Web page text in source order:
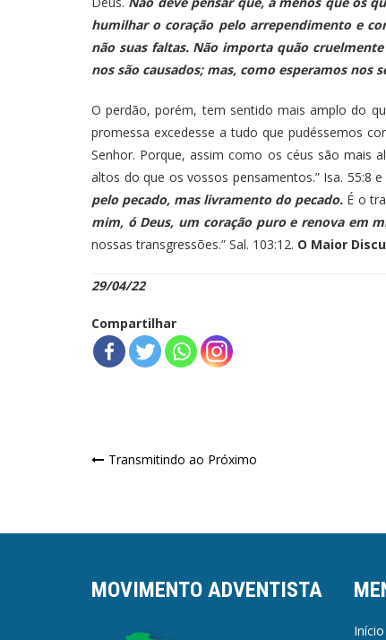
humilhar o coração pelo arrependimento e
não suas faltas. Não importa quão
nos são causados; mas, como esperamos
O perdão, porém, tem sentido mais amplo do
promessa excedesse a tudo que pudéssemos
Senhor. Porque, assim como os céus são mais
altos do que os vossos pensamentos.” Isa. 55:8 e
pelo pecado, mas livramento do pecado. É o
mim, ó Deus, um coração puro e renova em
nossas transgressões.” Sal. 103:12. O Maior
29/04/22
Compartilhar
Navegação
Transmitindo ao Próximo
MOVIMENTO ADVENTISTA
Início